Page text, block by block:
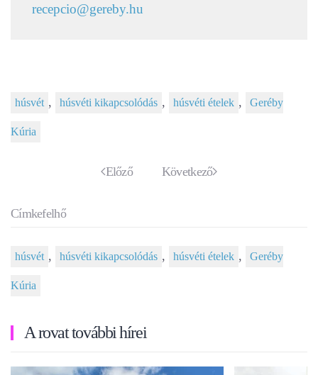
recepcio@gereby.hu
húsvét , húsvéti kikapcsolódás , húsvéti ételek , Geréby
Kúria
Előző Következő
Címkefelhő
húsvét , húsvéti kikapcsolódás , húsvéti ételek , Geréby
Kúria
A rovat további hírei